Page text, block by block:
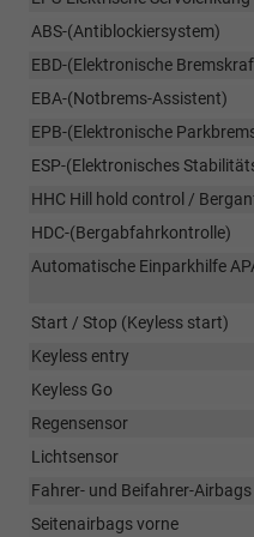
ABS-(Antiblockiersystem)
EBD-(Elektronische
EBA-(Notbrems-Assistent)
EPB-(Elektronische
ESP-(Elektronisches
HHC Hill hold control /
HDC-(Bergabfahrkontrolle)
Automatische Einparkhilfe
Start / Stop (Keyless start)
Keyless entry
Keyless Go
Regensensor
Lichtsensor
Fahrer- und Beifahrer-Airbags
Seitenairbags vorne